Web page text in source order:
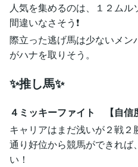
人気を集めるのは、１２ム
間違いなさそう❗️
際立った逃げ馬は少ないメ
がハナを取りそう。
✨推し馬✨
４ミッキーファイト 【自信度
キャリアはまだ浅いが２戦
通り好位から競馬ができれば
い！